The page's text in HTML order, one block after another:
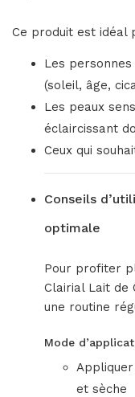
Ce produit est idéal
Les
(soleil, âge,
Les peaux
éclaircissant
Ceux qui
Conseils
optimale
Pour profiter
Clairial Lait de
une routine
Mode
et sèche